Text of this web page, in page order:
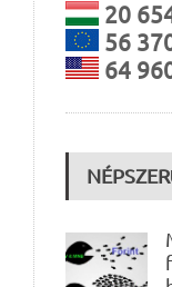
20
56
64